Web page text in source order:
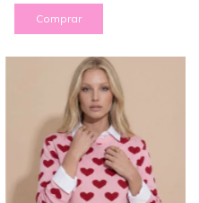
Comprar